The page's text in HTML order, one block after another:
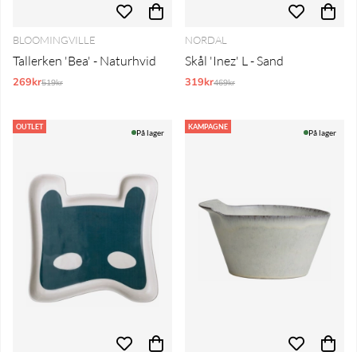
BLOOMINGVILLE
Tallerken 'Bea' - Naturhvid
269krNormalpris:
519kr
NORDAL
Skål 'Inez' L - Sand
319krNormalpris:
469kr
OUTLET
På lager
KAMPAGNE
På lager